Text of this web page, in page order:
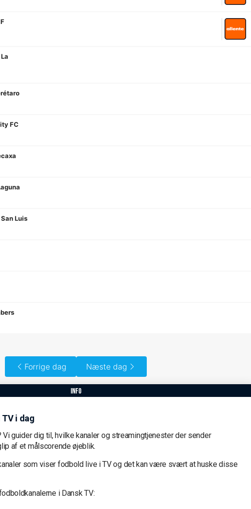
FC
Luis
Forrige dag Næste dag
info
i dag
guider dig til, hvilke kanaler og streamingtjenester der sender
af et målscorende øjeblik.
som viser fodbold live i TV og det kan være svært at huske disse
i Dansk TV: